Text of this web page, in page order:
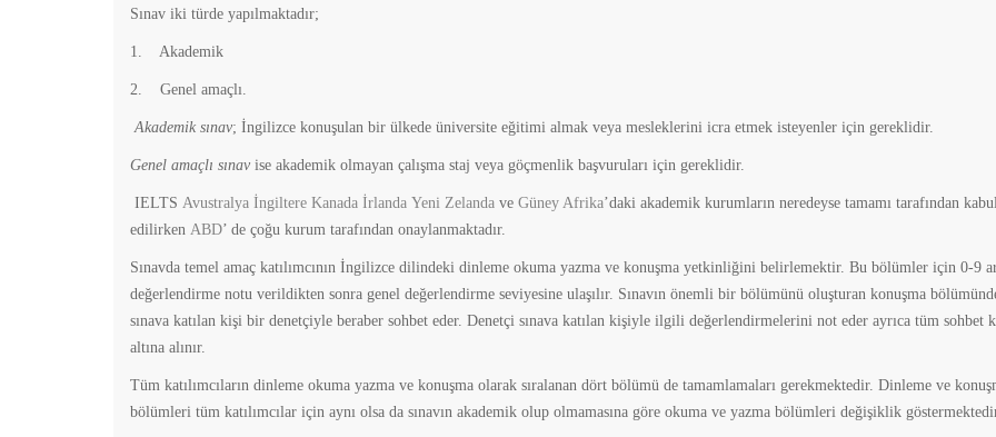
Sınav iki türde yapılmaktadır;
1. Akademik
2. Genel amaçlı.
Akademik sınav; İngilizce konuşulan bir ülkede üniversite eğitimi almak veya mesleklerini icra etmek isteyenler için gereklidir.
Genel amaçlı sınav ise akademik olmayan çalışma staj veya göçmenlik başvuruları için gereklidir.
IELTS Avustralya İngiltere Kanada İrlanda Yeni Zelanda ve Güney Afrika’daki akademik kurumların neredeyse tamamı tarafından kabul
edilirken ABD’ de çoğu kurum tarafından onaylanmaktadır.
Sınavda temel amaç katılımcının İngilizce dilindeki dinleme okuma yazma ve konuşma yetkinliğini belirlemektir. Bu bölümler için 0-9
değerlendirme notu verildikten sonra genel değerlendirme seviyesine ulaşılır. Sınavın önemli bir bölümünü oluşturan konuşma
sınava katılan kişi bir denetçiyle beraber sohbet eder. Denetçi sınava katılan kişiyle ilgili değerlendirmelerini not eder ayrıca tüm sohbet
altına alınır.
Tüm katılımcıların dinleme okuma yazma ve konuşma olarak sıralanan dört bölümü de tamamlamaları gerekmektedir. Dinleme ve
bölümleri tüm katılımcılar için aynı olsa da sınavın akademik olup olmamasına göre okuma ve yazma bölümleri değişiklik